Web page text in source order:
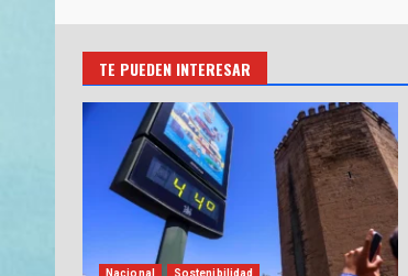
TE PUEDEN INTERESAR
Nacional Sostenibilidad